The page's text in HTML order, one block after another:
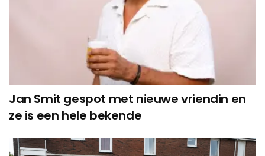
Jan Smit gespot met nieuwe vriendin en
ze is een hele bekende